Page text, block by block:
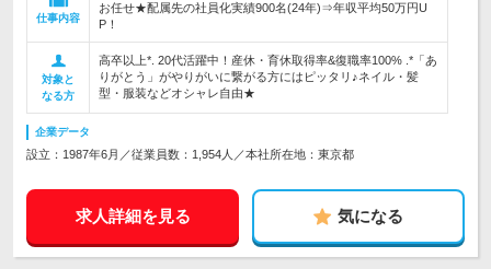
仕事内容
お任せ★配属先の社員化実績900名(24年)⇒年収平均50万円U
P！
対象と
なる方
高卒以上*. 20代活躍中！産休・育休取得率&復職率100% .*「あ
りがとう」がやりがいに繋がる方にはピッタリ♪ネイル・髪
型・服装などオシャレ自由★
企業データ
設立：1987年6月／従業員数：1,954人／本社所在地：東京都
求人詳細を見る 気になる